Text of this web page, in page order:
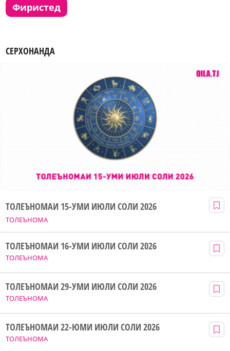
фиристед
СЕРХОНАНДА
ТОЛЕЪНОМА
ТОЛЕЪНОМАИ 15-УМИ ИЮЛИ СОЛИ 2026
ТОЛЕЪНОМА
ТОЛЕЪНОМАИ 16-УМИ ИЮЛИ СОЛИ 2026
ТОЛЕЪНОМА
ТОЛЕЪНОМАИ 29-УМИ ИЮЛИ СОЛИ 2026
ТОЛЕЪНОМА
ТОЛЕЪНОМАИ 22-ЮМИ ИЮЛИ СОЛИ 2026